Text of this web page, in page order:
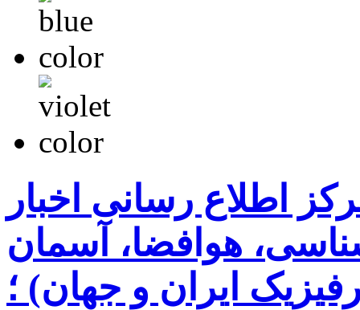
اطلاع رسانی اخبار
هوافضا، آسمان
ایران و جهان) ؛